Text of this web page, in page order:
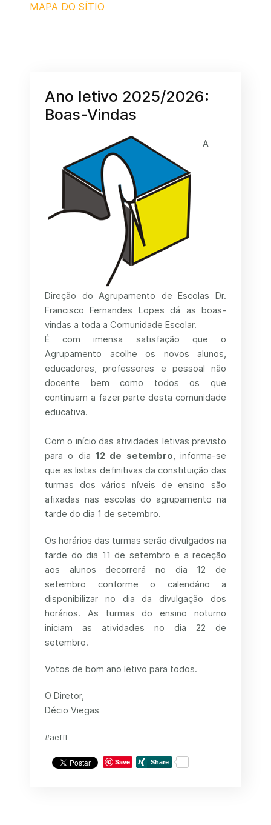
MAPA DO SÍTIO
Ano letivo 2025/2026:
Boas-Vindas
A
Direção do Agrupamento de Escolas Dr.
Francisco Fernandes Lopes dá as boas-
vindas a toda a Comunidade Escolar.
É com imensa satisfação que o
Agrupamento acolhe os novos alunos,
educadores, professores e pessoal não
docente bem como todos os que
continuam a fazer parte desta comunidade
educativa.
Com o início das atividades letivas previsto
para o dia 12 de setembro, informa-se
que as listas definitivas da constituição das
turmas dos vários níveis de ensino são
afixadas nas escolas do agrupamento na
tarde do dia 1 de setembro.
Os horários das turmas serão divulgados na
tarde do dia 11 de setembro e a receção
aos alunos decorrerá no dia 12 de
setembro conforme o calendário a
disponibilizar no dia da divulgação dos
horários. As turmas do ensino noturno
iniciam as atividades no dia 22 de
setembro.
Votos de bom ano letivo para todos.
O Diretor,
Décio Viegas
#aeffl
Save